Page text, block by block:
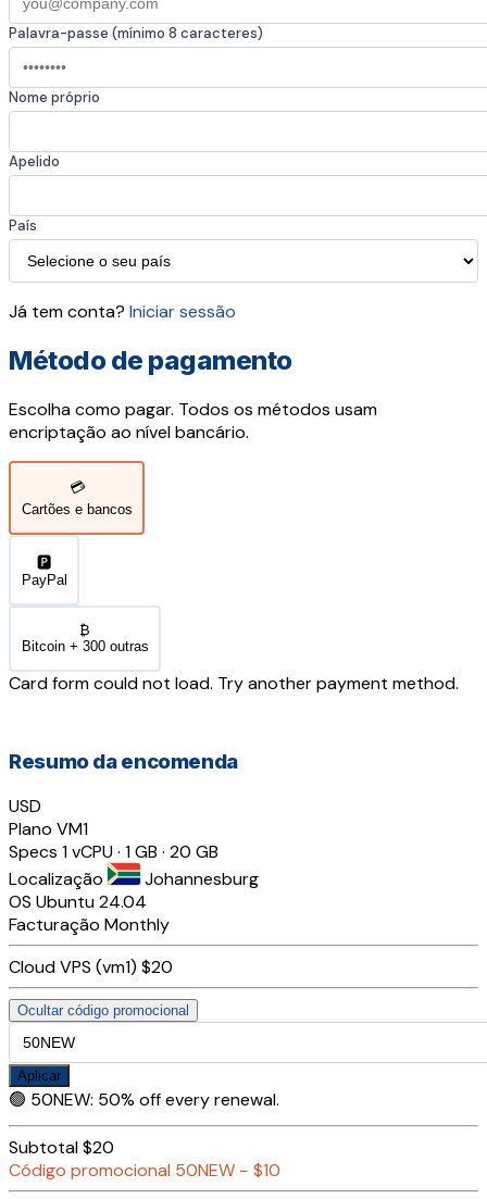
Palavra-passe (mínimo 8 caracteres)
Nome próprio
Apelido
País
Já tem conta? Iniciar sessão
Método de pagamento
Escolha como pagar. Todos os métodos usam
encriptação ao nível bancário.
💳
Cartões e bancos
🅿️
PayPal
₿
Bitcoin + 300 outras
Card form could not load. Try another payment method.
Resumo da encomenda
USD
Plano VM1
Specs 1 vCPU · 1 GB · 20 GB
Localização
Johannesburg
OS Ubuntu 24.04
Facturação Monthly
Cloud VPS (vm1) $20
Ocultar código promocional
Aplicar
🟢 50NEW: 50% off every renewal.
Subtotal$20
Código promocional 50NEW − $10